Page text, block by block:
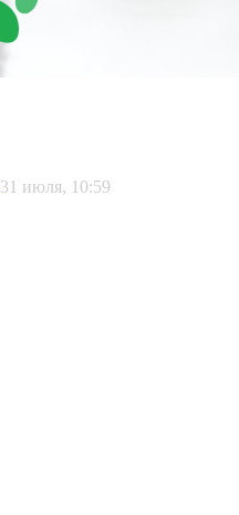
31 июля, 10:59